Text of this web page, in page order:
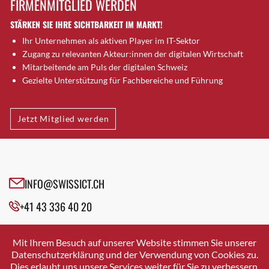
Brugg AG
Brütten
Bubendorf
Bubikon
Buchs (SG)
Bäretswil
Bülach
Cazis
Crissier
Davos Platz
Dierikon
Dietikon
FIRMENMITGLIED WERDEN
STÄRKEN SIE IHRE SICHTBARKEIT IM MARKT!
Ihr Unternehmen als aktiven Player im IT-Sektor
Zugang zu relevanten Akteur:innen der digitalen Wirtschaft
Mitarbeitende am Puls der digitalen Schweiz
Gezielte Unterstützung für Fachbereiche und Führung
Jetzt Mitglied werden
INFO@SWISSICT.CH
+41 43 336 40 20
SWISSICT
VULKANSTRASSE 120
8048 ZURICH
Mit Ihrem Besuch auf unserer Website stimmen Sie unserer
Datenschutzerklärung und der Verwendung von Cookies zu.
Dies erlaubt uns unsere Services weiter für Sie zu verbessern.